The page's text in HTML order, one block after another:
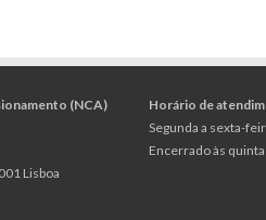
(NCA)
Lisboa
Horário de
Segunda a sexta-
Encerrado às